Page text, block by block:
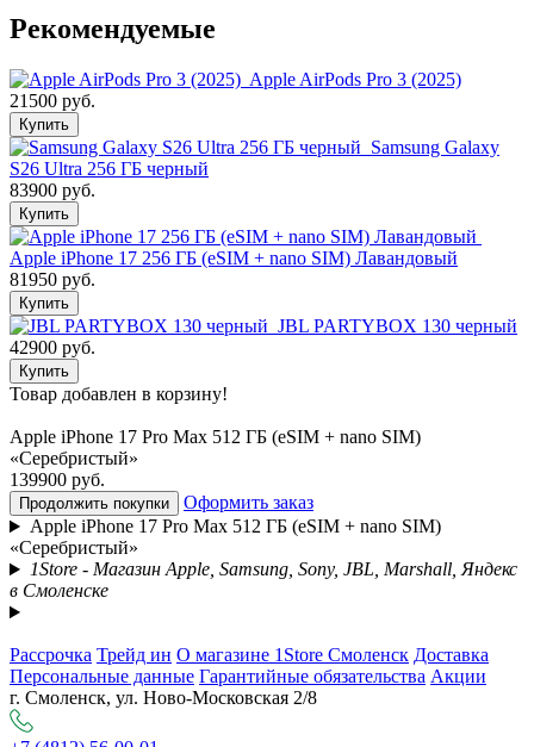
Рекомендуемые
Apple AirPods Pro 3 (2025)
21500 руб.
Купить
Samsung Galaxy
S26 Ultra 256 ГБ черный
83900 руб.
Купить
Apple iPhone 17 256 ГБ (eSIM + nano SIM) Лавандовый
81950 руб.
Купить
JBL PARTYBOX 130 черный
42900 руб.
Купить
Товар добавлен в корзину!
Apple iPhone 17 Pro Max 512 ГБ (eSIM + nano SIM)
«Серебристый»
139900 руб.
Продолжить покупки
Оформить заказ
Apple iPhone 17 Pro Max 512 ГБ (eSIM + nano SIM)
«Серебристый»
1Store - Магазин Apple, Samsung, Sony, JBL, Marshall, Яндекс
в Смоленске
Рассрочка Трейд ин О магазине 1Store Смоленск Доставка
Персональные данные Гарантийные обязательства Акции
г. Смоленск, ул. Ново-Московская 2/8